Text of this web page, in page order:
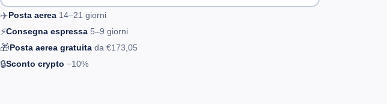
✈️Posta aerea 14–21 giorni
⚡Consegna espressa 5–9 giorni
🎁Posta aerea gratuita da €173,05
🔒Sconto crypto −10%